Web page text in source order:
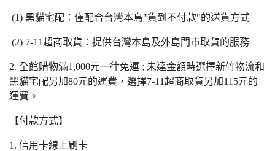
(1) 黑貓宅配：僅配合台灣本島"貨到不付款"的送貨方式
(2) 7-11超商取貨：提供台灣本島及外島門市取貨的服務
2. 全館購物滿1,000元一律免運 ; 未達金額時選擇新竹物流和
黑貓宅配另加80元的運費，選擇7-11超商取貨另加115元的
運費。
【付款方式】
1. 信用卡線上刷卡